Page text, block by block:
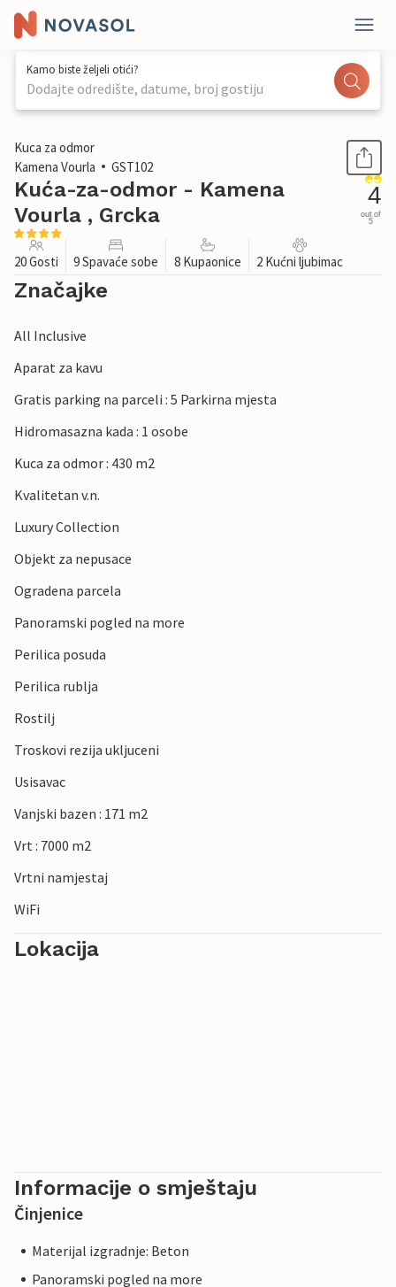
Kamo biste željeli otići?
Dodajte odredište, datume, broj gostiju
1 / 49
Kuca za odmor
Kamena Vourla
GST102
Kuća-za-odmor - Kamena
Vourla , Grcka
4
out of
5
20 Gosti 9 Spavaće sobe 8 Kupaonice 2 Kućni ljubimac
Značajke
All Inclusive
Aparat za kavu
Gratis parking na parceli : 5 Parkirna mjesta
Hidromasazna kada : 1 osobe
Kuca za odmor : 430 m2
Kvalitetan v.n.
Luxury Collection
Objekt za nepusace
Ogradena parcela
Panoramski pogled na more
Perilica posuda
Perilica rublja
Rostilj
Troskovi rezija ukljuceni
Usisavac
Vanjski bazen : 171 m2
Vrt : 7000 m2
Vrtni namjestaj
WiFi
Lokacija
Informacije o smještaju
Činjenice
Materijal izgradnje: Beton
Panoramski pogled na more